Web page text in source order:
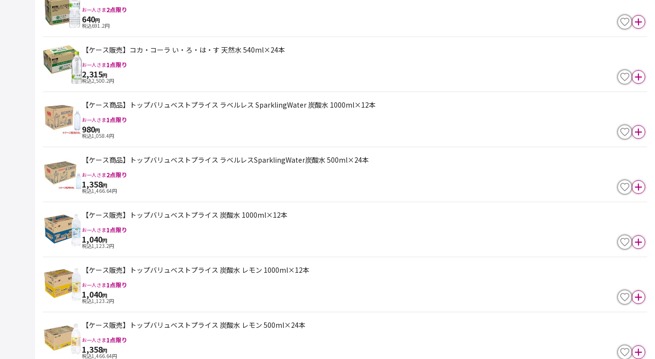
お一人さま2点限り
640円
税込691.2円
【ケース販売】コカ・コーラ い・ろ・は・す 天然水 540ml×24本
お一人さま1点限り
2,315円
税込2,500.2円
【ケース商品】トップバリュベストプライス ラベルレス SparklingWater 炭酸水 1000ml×12本
お一人さま1点限り
980円
税込1,058.4円
【ケース商品】トップバリュベストプライス ラベルレスSparklingWater炭酸水 500ml×24本
お一人さま2点限り
1,358円
税込1,466.64円
【ケース販売】トップバリュベストプライス 炭酸水 1000ml×12本
お一人さま1点限り
1,040円
税込1,123.2円
【ケース販売】トップバリュベストプライス 炭酸水 レモン 1000ml×12本
お一人さま1点限り
1,040円
税込1,123.2円
【ケース販売】トップバリュベストプライス 炭酸水 レモン 500ml×24本
お一人さま1点限り
1,358円
税込1,466.64円